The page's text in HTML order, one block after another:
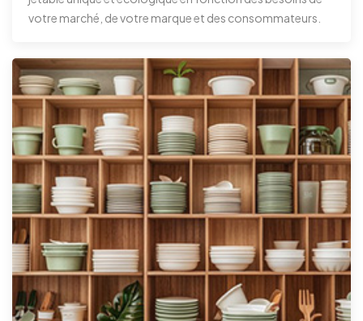
votre marché, de votre marque et des consommateurs.